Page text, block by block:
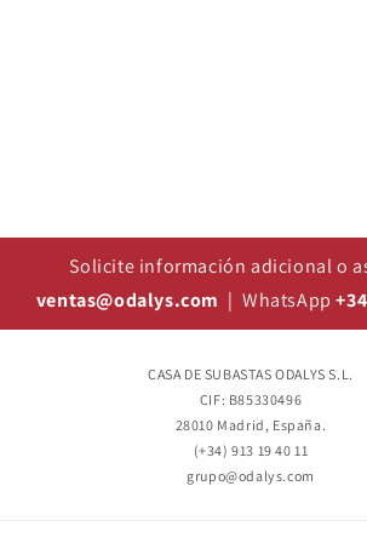
Solicite información adicional o
ventas@odalys.com | WhatsApp
CASA DE SUBASTAS ODALYS S.L.
CIF: B85330496
28010 Madrid, España.
(+34) 913 19 40 11
grupo@odalys.com